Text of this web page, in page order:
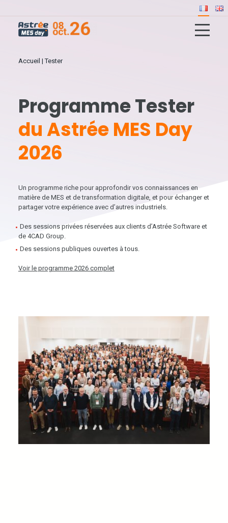
Accueil |Tester
Programme Tester
du Astrée MES Day
2026
Un programme riche pour approfondir vos connaissances en
matière de MES et de transformation digitale, et pour échanger et
partager votre expérience avec d’autres industriels.
Des sessions privéesréservées aux clients d’Astrée Software et
de 4CAD Group.
Des sessions publiquesouvertes à tous.
Voir le programme 2026 complet